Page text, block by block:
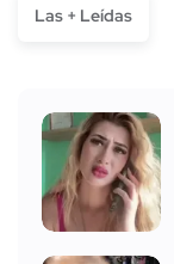
Las + Leídas